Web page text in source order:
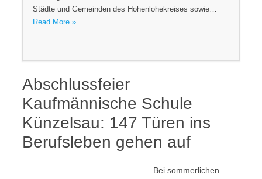
Städte und Gemeinden des Hohenlohekreises sowie…
Read More »
Abschlussfeier
Kaufmännische Schule
Künzelsau: 147 Türen ins
Berufsleben gehen auf
Bei sommerlichen